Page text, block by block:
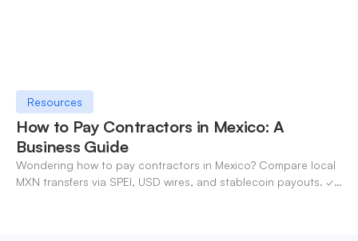
Resources
How to Pay Contractors in Mexico: A
Business Guide
Wondering how to pay contractors in Mexico? Compare local
MXN transfers via SPEI, USD wires, and stablecoin payouts. ✓